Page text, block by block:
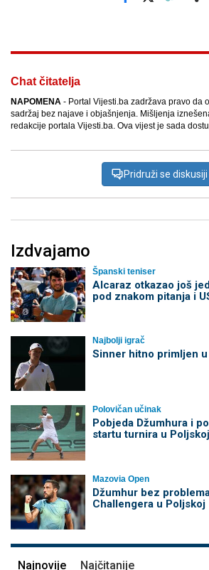
Chat čitatelja
NAPOMENA - Portal Vijesti.ba zadržava pravo da
sadržaj bez najave i objašnjenja. Mišljenja
redakcije portala Vijesti.ba. Ova vijest je sada
Pridruži se diskusiji
Izdvajamo
Španski teniser
Alcaraz otkazao još
pod znakom pitanja i
Najbolji igrač
Sinner hitno primljen
Polovičan učinak
Pobjeda Džumhura i
startu turnira u Poljskoj
Mazovia Open
Džumhur bez
Challengera u Poljskoj
Najnovije Najčitanije